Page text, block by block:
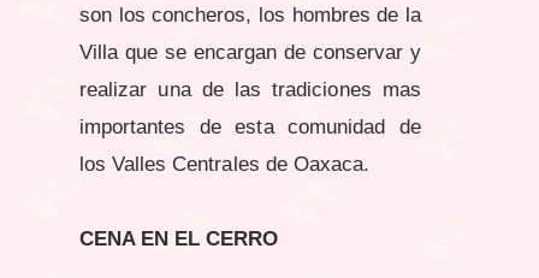
son los concheros, los hombres de la
Villa que se encargan de conservar y
realizar una de las tradiciones mas
importantes de esta comunidad de
los Valles Centrales de Oaxaca.
CENA EN EL CERRO